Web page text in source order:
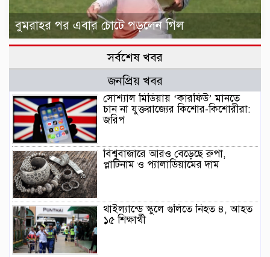
বুমরাহর পর এবার চোটে পড়লেন গিল
সর্বশেষ খবর
জনপ্রিয় খবর
সোশ্যাল মিডিয়ায় ‘কারফিউ’ মানতে
চান না যুক্তরাজ্যের কিশোর-কিশোরীরা:
জরিপ
বিশ্ববাজারে আরও বেড়েছে রুপা,
প্লাটিনাম ও প্যালাডিয়ামের দাম
থাইল্যান্ডে স্কুলে গুলিতে নিহত ৪, আহত
১৫ শিক্ষার্থী